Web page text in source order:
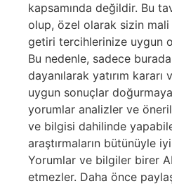
kapsamında değildir. Bu
olup, özel olarak sizin
getiri tercihlerinize uygun
Bu nedenle, sadece
dayanılarak yatırım
uygun sonuçlar
yorumlar analizler ve
ve bilgisi dahilinde
araştırmaların bütünüyle
Yorumlar ve bilgiler birer
etmezler. Daha önce